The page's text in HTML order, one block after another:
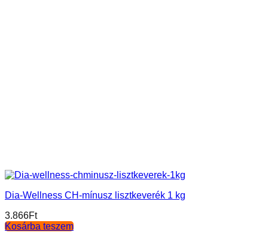
Dia-Wellness CH-mínusz lisztkeverék 1 kg
3.866Ft
Kosárba teszem